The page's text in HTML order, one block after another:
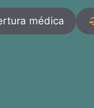
médica